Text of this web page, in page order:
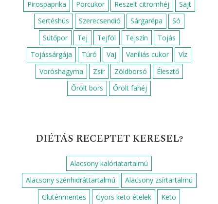
Pirospaprika
Porcukor Reszelt citromhéj
Sajt
Sertéshús
Szerecsendió Sárgarépa
Só
Sütőpor
Tej Tejföl Tejszín
Tojás
Tojássárgája
Túró Vaj Vaníliás cukor
Víz
Vöröshagyma
Zsír Zöldborsó
Élesztő
Őrölt bors
Őrölt fahéj
DIÉTÁS RECEPTET KERESEL?
Alacsony kalóriatartalmú
Alacsony szénhidráttartalmú
Alacsony zsírtartalmú
Gluténmentes
Gyors keto ételek Keto